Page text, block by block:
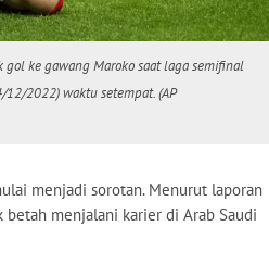
gol ke gawang Maroko saat laga semifinal
2022) waktu setempat. (AP
menjadi sorotan. Menurut laporan
betah menjalani karier di Arab Saudi